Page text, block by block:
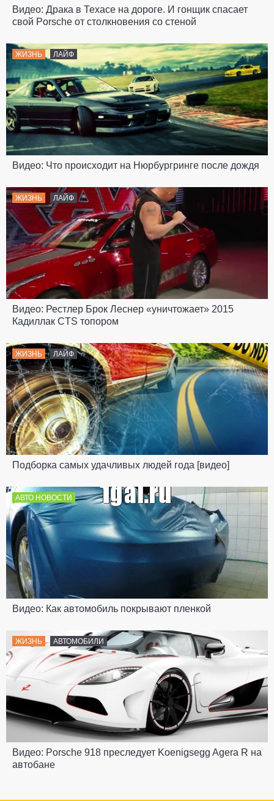
Видео: Драка в Техасе на дороге. И гонщик спасает
свой Porsche от столкновения со стеной
ЖИЗНЬ ЛАЙФ
Видео: Что происходит на Нюрбургринге после дождя
ЖИЗНЬ ЛАЙФ
Видео: Рестлер Брок Леснер «уничтожает» 2015
Кадиллак CTS топором
ЖИЗНЬ ЛАЙФ
Подборка самых удачливых людей года [видео]
АВТО НОВОСТИ
Видео: Как автомобиль покрывают пленкой
ЖИЗНЬ АВТОМОБИЛИ
Видео: Porsche 918 преследует Koenigsegg Agera R на
автобане